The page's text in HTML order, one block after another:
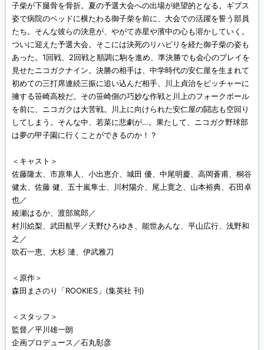
子柴が下腿骨を骨折。夏の予選大会への出場が絶望的となる。ギブス
姿で病院のベッドに横たわる御子柴を前に、大会での活躍を誓う部員
たち。そんな彼らの決意が、やがて赤星や濱中の心も溶かしていく。
ついに迎えた予選大会。そこには決死のリハビリを経た御子柴の姿も
あった。1回戦、2回戦と順調に駒を進め、準決勝でも会心のプレイを
見せたニコガクナイン。決勝の相手は、中学時代の安仁屋を生まれて
初めての三打席連続三振に追い込んだ相手、川上貞治をピッチャーに
擁する笹崎高校だ。その笹崎側の巧妙な作戦と川上のフォークボール
を前に、ニコガクは大苦戦。川上に向けられた安仁屋の闘志も空回り
してしまう。そんな中、若菜に悲劇が…。果たして、ニコガク野球部
は夢の甲子園に行くことができるのか！？
＜キャスト＞
佐藤隆太、市原隼人、小出恵介、城田 優、中尾明慶、高岡蒼甫、桐谷
健太、佐藤 健、五十嵐隼士、川村陽介、尾上寛之、山本裕典、石田卓
也／
綾瀬はるか、渡部篤郎／
村川絵梨、武田航平／天野ひろゆき、能世あんな、平山広行、浅野和
之／
吹石一恵、大杉 漣、伊武雅刀
＜原作＞
森田まさのり「ROOKIES」(集英社 刊)
＜スタッフ＞
監督／平川雄一朗
企画プロデュース／石丸彰彦